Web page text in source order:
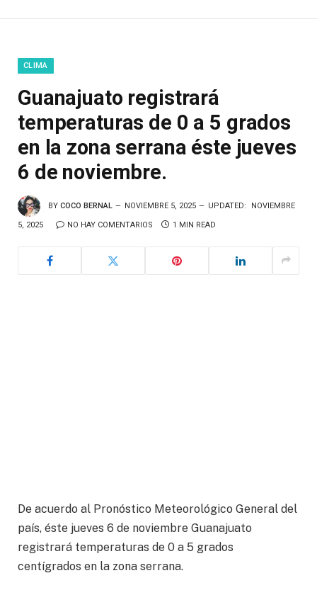
CLIMA
Guanajuato registrará
temperaturas de 0 a 5 grados
en la zona serrana éste jueves
6 de noviembre.
BY COCO BERNAL NOVIEMBRE 5, 2025 UPDATED: NOVIEMBRE
5, 2025 NO HAY COMENTARIOS 1 MIN READ
De acuerdo al Pronóstico Meteorológico General del
país, éste jueves 6 de noviembre Guanajuato
registrará temperaturas de 0 a 5 grados
centígrados en la zona serrana.